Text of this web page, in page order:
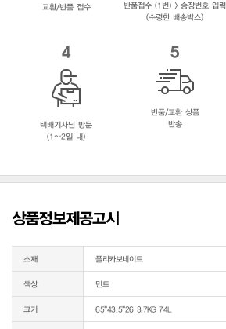
교환/반품 접수
반품접수 (1번) > 송장번호 입력
(수령한 배송박스)
4
택배기사님 방문
(1~2일 내)
5
반품/교환 상품
반송
상품정보제공고시
소재 폴리카보네이트
색상 민트
크기 65*43.5*26 3.7KG 74L